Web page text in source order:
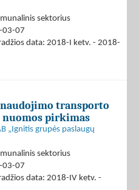
sektorius
03-07
data: 2018-I ketv. - 2018-
transporto
pirkimas
„Ignitis grupės paslaugų
sektorius
03-07
data: 2018-IV ketv. -